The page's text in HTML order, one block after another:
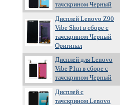
тачскрином Черный
Дисплей Lenovo Z90
Vibe Shot в сборе с
тачскрином Черный
Оригинал
Дисплей для Lenovo
Vibe P1m в сборе с
тачскрином Черный
Дисплей с
тачскрином Lenovo